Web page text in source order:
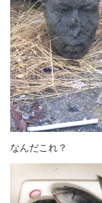
なんだこれ？